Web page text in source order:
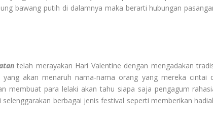
bawang putih di dalamnya maka berarti hubungan
telah merayakan Hari Valentine dengan mengadakan
akan menaruh nama-nama orang yang mereka cintai
membuat para lelaki akan tahu siapa saja pengagum
berbagai jenis festival seperti memberikan